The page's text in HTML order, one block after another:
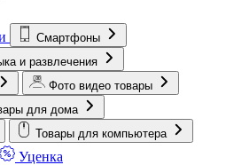
Смартфоны
и развлечения
Фото видео товары
для дома
Товары для компьютера
Уценка